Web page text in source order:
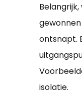
ontsnapt.
isolatie.